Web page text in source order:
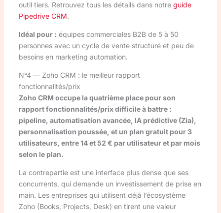
outil tiers. Retrouvez tous les détails dans notre guide
Pipedrive CRM.
Idéal pour : équipes commerciales B2B de 5 à 50
personnes avec un cycle de vente structuré et peu de
besoins en marketing automation.
N°4 — Zoho CRM : le meilleur rapport
fonctionnalités/prix
Zoho CRM occupe la quatrième place pour son
rapport fonctionnalités/prix difficile à battre :
pipeline, automatisation avancée, IA prédictive (Zia),
personnalisation poussée, et un plan gratuit pour 3
utilisateurs, entre 14 et 52 € par utilisateur et par mois
selon le plan.
La contrepartie est une interface plus dense que ses
concurrents, qui demande un investissement de prise en
main. Les entreprises qui utilisent déjà l’écosystème
Zoho (Books, Projects, Desk) en tirent une valeur